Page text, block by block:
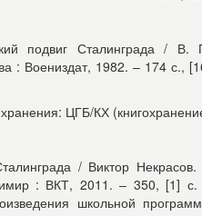
подвиг Сталинграда / В.
: Воениздат, 1982. – 174 с.,
ЦГБ/КХ
/ Виктор
: ВКТ, 2011. – 350, [1] с.
школьной